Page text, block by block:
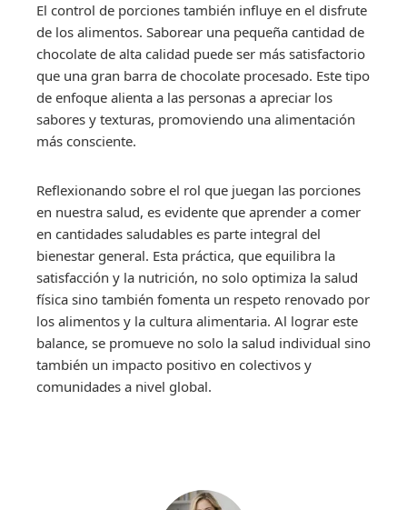
El control de porciones también influye en el disfrute
de los alimentos. Saborear una pequeña cantidad de
chocolate de alta calidad puede ser más satisfactorio
que una gran barra de chocolate procesado. Este tipo
de enfoque alienta a las personas a apreciar los
sabores y texturas, promoviendo una alimentación
más consciente.
Reflexionando sobre el rol que juegan las porciones
en nuestra salud, es evidente que aprender a comer
en cantidades saludables es parte integral del
bienestar general. Esta práctica, que equilibra la
satisfacción y la nutrición, no solo optimiza la salud
física sino también fomenta un respeto renovado por
los alimentos y la cultura alimentaria. Al lograr este
balance, se promueve no solo la salud individual sino
también un impacto positivo en colectivos y
comunidades a nivel global.